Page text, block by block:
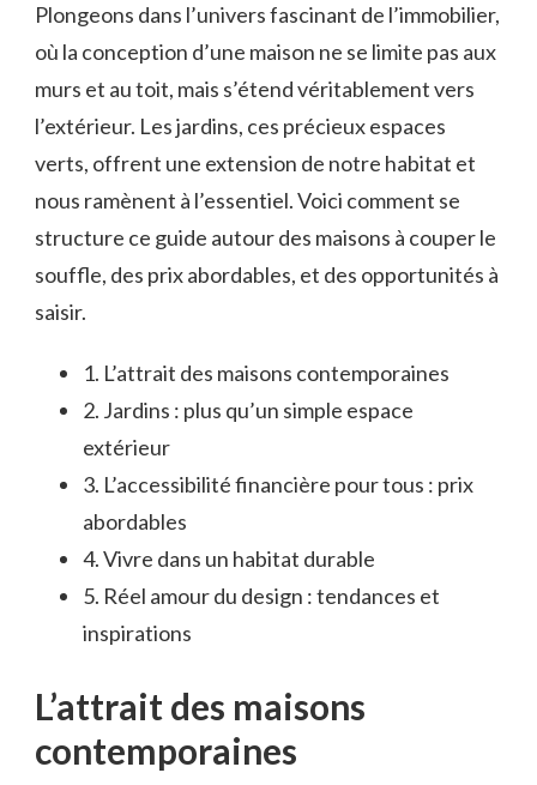
Plongeons dans l’univers fascinant de l’immobilier,
où la conception d’une maison ne se limite pas aux
murs et au toit, mais s’étend véritablement vers
l’extérieur. Les jardins, ces précieux espaces
verts, offrent une extension de notre habitat et
nous ramènent à l’essentiel. Voici comment se
structure ce guide autour des maisons à couper le
souffle, des prix abordables, et des opportunités à
saisir.
1. L’attrait des maisons contemporaines
2. Jardins : plus qu’un simple espace
extérieur
3. L’accessibilité financière pour tous : prix
abordables
4. Vivre dans un habitat durable
5. Réel amour du design : tendances et
inspirations
L’attrait des maisons
contemporaines